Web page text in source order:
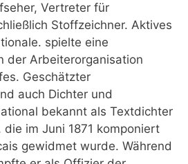
Vertreter für
Stoffzeichner. Aktives
spielte eine
der Arbeiterorganisation
Geschätzter
auch Dichter und
bekannt als Textdichter
die im Juni 1871 komponiert
gewidmet wurde. Während